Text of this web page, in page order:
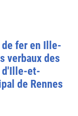
fer en Ille-
verbaux des
d'Ille-et-
de Rennes